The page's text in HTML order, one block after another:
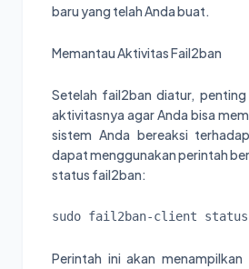
baru yang telah Anda buat.
Memantau Aktivitas Fail2ban
Setelah fail2ban diatur,
aktivitasnya agar Anda bisa
sistem Anda bereaksi
dapat menggunakan perintah
status fail2ban:
sudo fail2ban-client status
Perintah ini akan